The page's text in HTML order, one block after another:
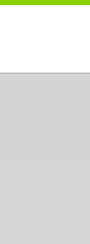
Direkt zum Inhalt